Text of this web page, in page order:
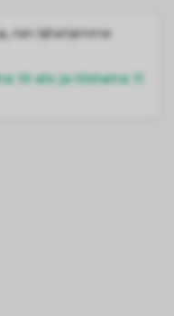
niin lähetämme
10 elo ja tiistaina 11